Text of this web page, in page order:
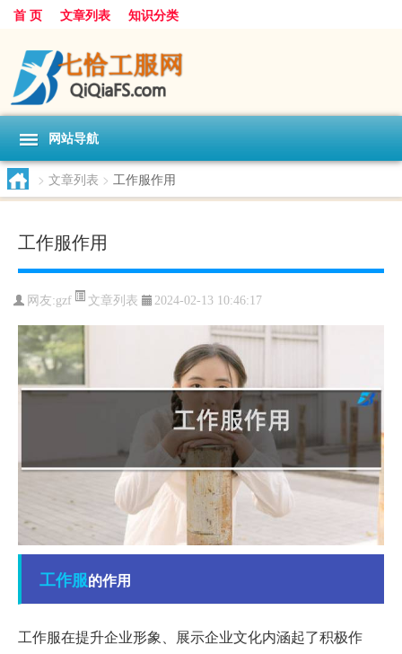
首 页 文章列表 知识分类
网站导航
> 文章列表 > 工作服作用
工作服作用
网友:gzf 文章列表 2024-02-13 10:46:17
工作服的作用
工作服在提升企业形象、展示企业文化内涵起了积极作